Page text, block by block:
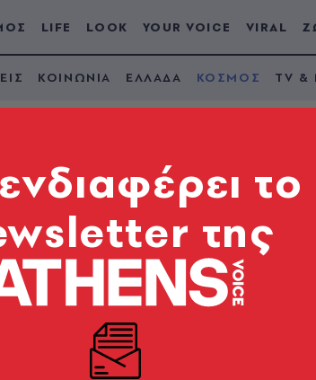
LIFE LOOK YOUR VOICE VIRAL
ΚΟΙΝΩΝΙΑ ΕΛΛΑΔΑ ΚΟΣΜΟΣ TV &
από τη FARC
το
της